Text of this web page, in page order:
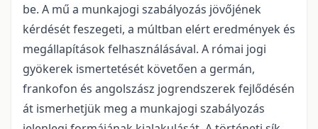
be. A mű a munkajogi szabályozás jövőjének
kérdését feszegeti, a múltban elért eredmények és
megállapítások felhasználásával. A római jogi
gyökerek ismertetését követően a germán,
frankofon és angolszász jogrendszerek fejlődésén
át ismerhetjük meg a munkajogi szabályozás